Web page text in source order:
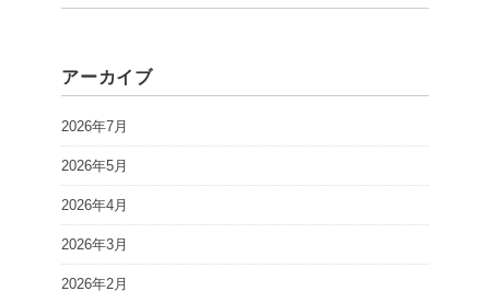
アーカイブ
2026年7月
2026年5月
2026年4月
2026年3月
2026年2月